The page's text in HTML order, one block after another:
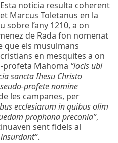
noticia resulta coherent
Marcus Toletanus en la
sobre l’any 1210, a on
de Rada fon nomenat
que els musulmans
en mesquites a on
profeta Mahoma “locis ubi
sancta Ihesu Christo
profete nomine
les campanes, per
ecclesiarum in quibus olim
prophana preconia”,
sent fidels al
.